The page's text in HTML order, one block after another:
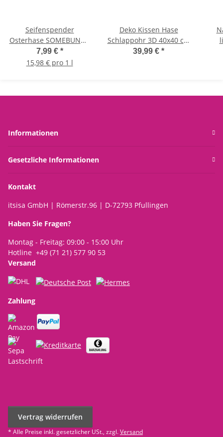
Seifenspender
Osterhase SOMEBUNNY
LIKES YOU 500 ml -
Flüssigseife im
7,99 € *
15,98 € pro 1 l
Deko Kissen Hase
Schlappohr 3D 40x40 cm
(2er Set) - Sofakissen,
39,99 € *
Informationen
Gesetzliche Informationen
Kontakt
itsisa GmbH | Römerstr.96 | D-72793 Pfullingen
Haben Sie Fragen?
Montag - Freitag: 09:00 - 15:00 Uhr
Hotline +49 (71 21) 577 90 53
Versand
Zahlung
Vertrag widerrufen
* Alle Preise inkl. gesetzlicher USt., zzgl.Versand